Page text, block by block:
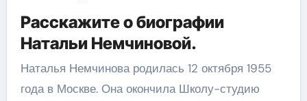
Расскажите о биографии
Натальи Немчиновой.
Наталья Немчинова родилась 12 октября 1955
года в Москве. Она окончила Школу-студию